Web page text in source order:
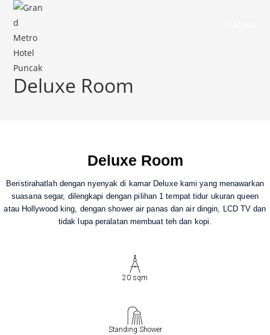
Deluxe Room
Deluxe Room
Beristirahatlah dengan nyenyak di kamar Deluxe kami yang menawarkan
suasana segar, dilengkapi dengan pilihan 1 tempat tidur ukuran queen
atau Hollywood king, dengan shower air panas dan air dingin, LCD TV dan
tidak lupa peralatan membuat teh dan kopi.
20 sqm
Standing Shower